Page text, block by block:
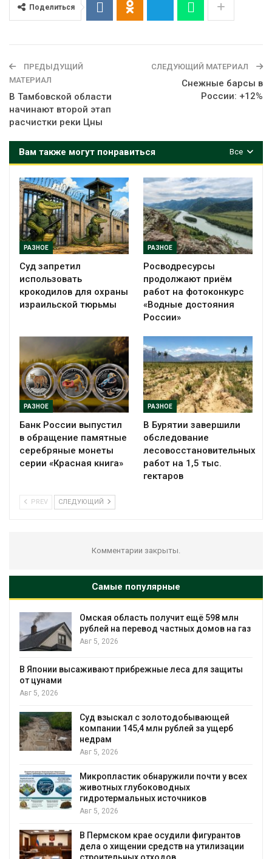
Поделиться
ПРЕДЫДУЩИЙ
МАТЕРИАЛ
В Тамбовской области
начинают второй этап
расчистки реки Цны
СЛЕДУЮЩИЙ МАТЕРИАЛ
Снежные барсы в
России: +12%
Все
Вам также могут понравиться
РАЗНОЕ
Суд запретил
использовать
крокодилов для охраны
израильской тюрьмы
РАЗНОЕ
Росводресурсы
продолжают приём
работ на фотоконкурс
«Водные достояния
России»
РАЗНОЕ
Банк России выпустил
в обращение памятные
серебряные монеты
серии «Красная книга»
РАЗНОЕ
В Бурятии завершили
обследование
лесовосстановительных
работ на 1,5 тыс.
гектаров
PREV СЛЕДУЮЩИЙ
Комментарии закрыты.
Самые популярные
Омская область получит ещё 598 млн
рублей на перевод частных домов на газ
Авг 5, 2026
В Японии высаживают прибрежные леса для защиты
от цунами
Авг 5, 2026
Суд взыскал с золотодобывающей
компании 145,4 млн рублей за ущерб
недрам
Авг 5, 2026
Микропластик обнаружили почти у всех
животных глубоководных
гидротермальных источников
Авг 5, 2026
В Пермском крае осудили фигурантов
дела о хищении средств на утилизации